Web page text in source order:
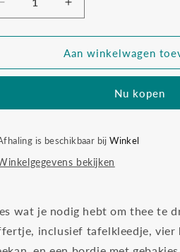
Aantal
verlagen
voor
time
Aantal
verhogen
voor
Tea
time
Aan winkelwagen
Nu kopen
is beschikbaar bijWinkel
bekijken
wat je nodig hebt om thee te
inclusief tafelkleedje, vier